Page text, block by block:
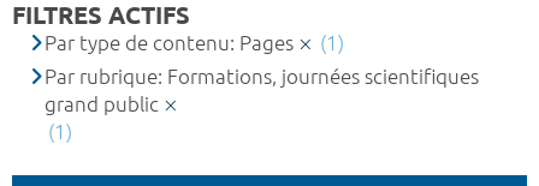
FILTRES ACTIFS
Par type de contenu: Pages
(1)
Par rubrique: Formations, journées scientifiques
grand public
(1)